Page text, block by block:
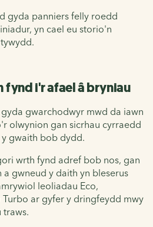
gyda panniers felly roedd
yn cael eu storio'n
fynd i'r afael â bryniau
gwarchodwyr mwd da iawn
olwynion gan sicrhau cyrraedd
gwaith bob dydd.
wrth fynd adref bob nos, gan
gwneud y daith yn bleserus
leoliadau Eco,
Turbo ar gyfer y dringfeydd mwy
traws.